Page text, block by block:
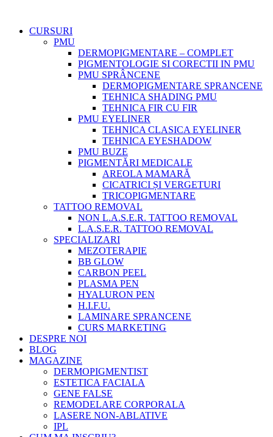
CURSURI
PMU
DERMOPIGMENTARE – COMPLET
PIGMENTOLOGIE SI CORECTII IN PMU
PMU SPRÂNCENE
DERMOPIGMENTARE SPRANCENE
TEHNICA SHADING PMU
TEHNICA FIR CU FIR
PMU EYELINER
TEHNICA CLASICA EYELINER
TEHNICA EYESHADOW
PMU BUZE
PIGMENTĂRI MEDICALE
AREOLA MAMARĂ
CICATRICI ȘI VERGETURI
TRICOPIGMENTARE
TATTOO REMOVAL
NON L.A.S.E.R. TATTOO REMOVAL
L.A.S.E.R. TATTOO REMOVAL
SPECIALIZARI
MEZOTERAPIE
BB GLOW
CARBON PEEL
PLASMA PEN
HYALURON PEN
H.I.F.U.
LAMINARE SPRANCENE
CURS MARKETING
DESPRE NOI
BLOG
MAGAZINE
DERMOPIGMENTIST
ESTETICA FACIALA
GENE FALSE
REMODELARE CORPORALA
LASERE NON-ABLATIVE
IPL